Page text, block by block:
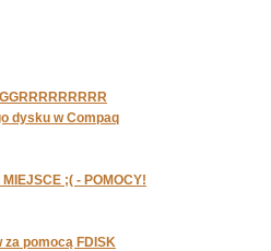
dysku w Compaq
;( - POMOCY!
pomocą FDISK